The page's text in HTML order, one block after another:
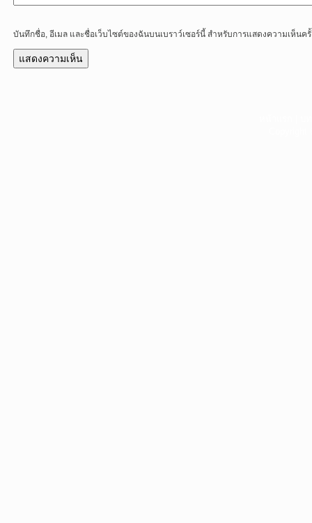
บันทึกชื่อ, อีเมล และชื่อเว็บไซต์ของฉันบนเบราว์เซอร์นี้ สำหรับการแสดงความเห็นค